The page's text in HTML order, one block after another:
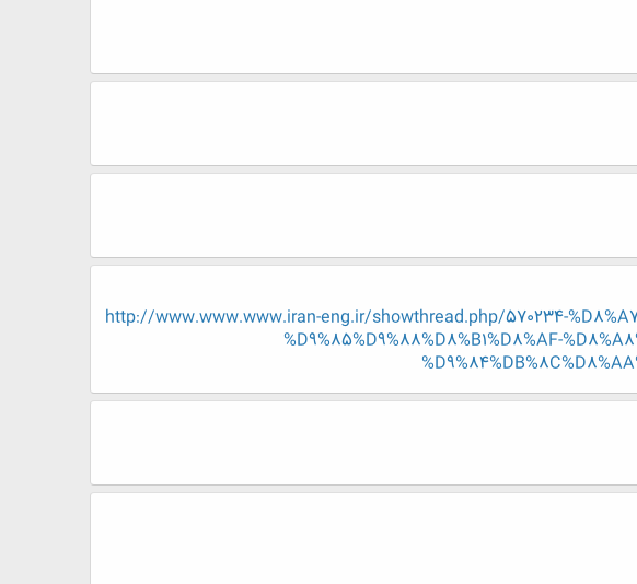
http://www.www.www.iran-eng.ir/showthread.php/570234-
%D9%85%D9%88%D8%B1%D8%AF-